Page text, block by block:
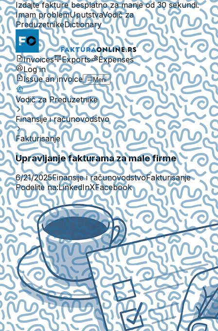
Izdajte fakture besplatno za manje od 30 sekundi.
Imam problemUputstvaVodič za
PreduzetnikeDictionary
Invoices Exports
Expenses
Log in
Issue an invoice
Meni
Vodič za Preduzetnike
Finansije i računovodstvo
Fakturisanje
Upravljanje fakturama za male firme
6/21/2025Finansije i računovodstvoFakturisanje
Podelite na:LinkedInXFacebook